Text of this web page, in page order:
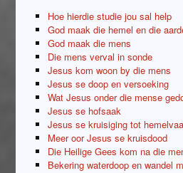
Hoe hierdie studie jou sal help
God maak die hemel en die
God maak die mens
Die mens verval in sonde
Jesus kom woon by die mens
Jesus se doop en versoeking
Wat Jesus onder die mense
Jesus se hofsaak
Jesus se kruisiging tot
Meer oor Jesus se kruisdood
Die Heilige Gees kom na die
Bekering waterdoop en wandel